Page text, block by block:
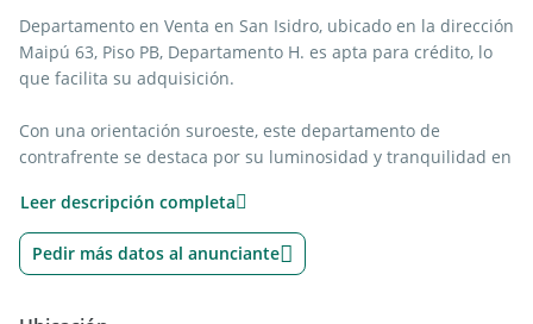
Departamento en Venta en San Isidro, ubicado en la dirección
Maipú 63, Piso PB, Departamento H. es apta para crédito, lo
que facilita su adquisición.
Con una orientación suroeste, este departamento de
contrafrente se destaca por su luminosidad y tranquilidad en
Cuenta con una superficie cubierta de 60 m2 aprox. y una
superficie descubierta de 30 m2 aprox., distribuidos en una
planta que ofrece comodidad y funcionalidad.
El interior del departamento incluye 3 ambientes: 2
Leer descripción completa
Pedir más datos al anunciante